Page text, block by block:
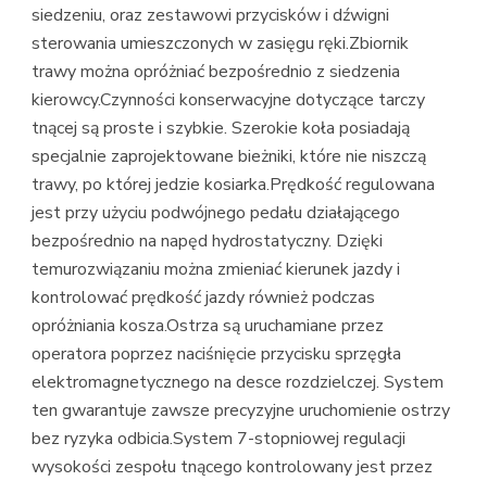
siedzeniu, oraz zestawowi przycisków i dźwigni
sterowania umieszczonych w zasięgu ręki.Zbiornik
trawy można opróżniać bezpośrednio z siedzenia
kierowcy.Czynności konserwacyjne dotyczące tarczy
tnącej są proste i szybkie. Szerokie koła posiadają
specjalnie zaprojektowane bieżniki, które nie niszczą
trawy, po której jedzie kosiarka.Prędkość regulowana
jest przy użyciu podwójnego pedału działającego
bezpośrednio na napęd hydrostatyczny. Dzięki
temurozwiązaniu można zmieniać kierunek jazdy i
kontrolować prędkość jazdy również podczas
opróżniania kosza.Ostrza są uruchamiane przez
operatora poprzez naciśnięcie przycisku sprzęgła
elektromagnetycznego na desce rozdzielczej. System
ten gwarantuje zawsze precyzyjne uruchomienie ostrzy
bez ryzyka odbicia.System 7-stopniowej regulacji
wysokości zespołu tnącego kontrolowany jest przez